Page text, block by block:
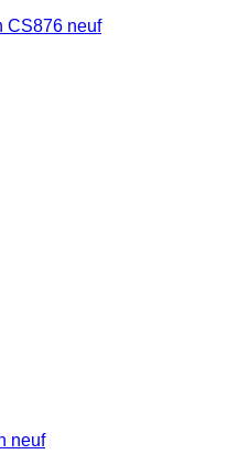
CS876 neuf
neuf